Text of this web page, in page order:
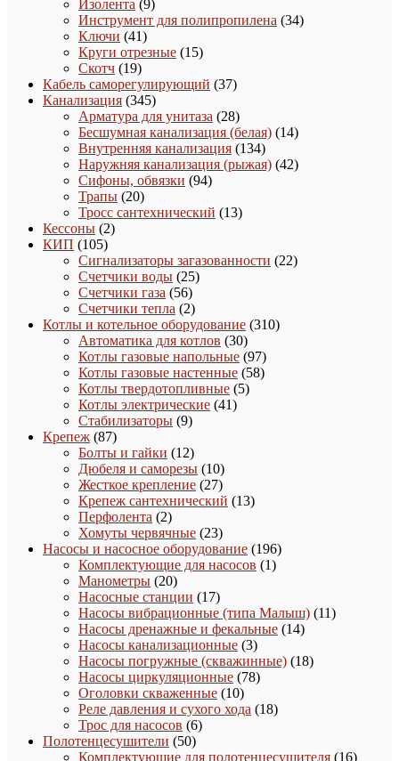
Изолента 99
товаров
Инструмент для полипропилена 3434
Ключи 4141
товар
Круги отрезные 1515
Скотч 1919
товаров
Кабель саморегулирующий 3737
Канализация 345345
товаров
Арматура для унитаза 2828
товаров
Бесшумная канализация (белая) 1414
Внутренняя канализация 134134
товара
Наружняя канализация (рыжая) 4242
Сифоны, обвязки 9494
Трапы 2020
товаров
Тросс сантехнический 1313
Кессоны 22
КИП 105105
товаров
Сигнализаторы загазованности 2222
Счетчики воды 2525
Счетчики газа 5656
товаров
Счетчики тепла 22
товара
Котлы и котельное оборудование 310310
Автоматика для котлов 3030
товаров
Котлы газовые напольные 9797
товаров
Котлы газовые настенные 5858
Котлы твердотопливные 55
Котлы электрические 4141
Стабилизаторы 99
Крепеж 8787
товаров
Болты и гайки 1212
товаров
Дюбеля и саморезы 1010
товаров
Жесткое крепление 2727
товаров
Крепеж сантехнический 1313
Перфолента 22
товара
Хомуты червячные 2323
товара
Насосы и насосное оборудование 196196
Комплектующие для насосов 11
Манометры 2020
товаров
Насосные станции 1717
товаров
Насосы вибрационные (типа Малыш) 1111
Насосы дренажные и фекальные 1414
Насосы канализационные 33
товара
Насосы погружные (скважинные) 1818
Насосы циркуляционные 7878
Оголовки скваженные 1010
товаров
Реле давления и сухого хода 1818
Трос для насосов 66
Полотенцесушители 5050
товаров
Комплектующие для полотенцесушителя 1616